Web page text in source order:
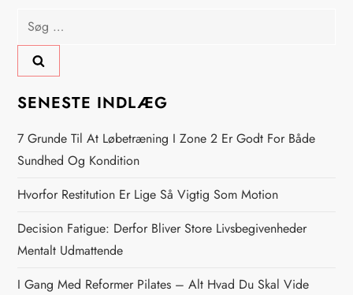
l
æ
g
s
n
a
v
i
Søg
efter:
SENESTE INDLÆG
7 Grunde Til At Løbetræning I Zone 2 Er Godt For Både
Sundhed Og Kondition
Hvorfor Restitution Er Lige Så Vigtig Som Motion
Decision Fatigue: Derfor Bliver Store Livsbegivenheder
Mentalt Udmattende
I Gang Med Reformer Pilates – Alt Hvad Du Skal Vide